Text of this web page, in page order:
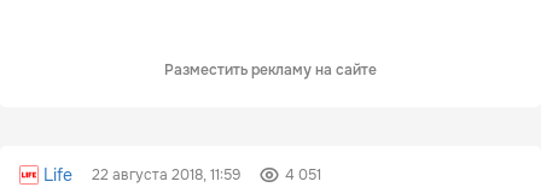
Разместить рекламу на сайте
Life 22 августа 2018, 11:59 4 051